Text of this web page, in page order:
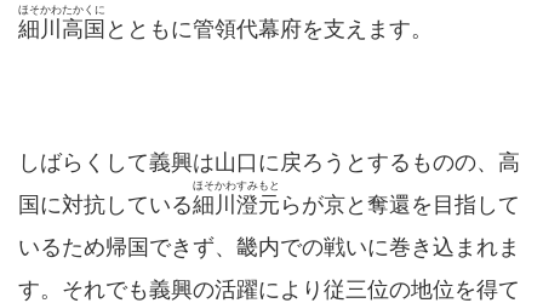
細川高国
ほそかわたかくに
とともに管領代幕府を支えます。
しばらくして義興は山口に戻ろうとするものの、高
国に対抗している細川澄元
ほそかわすみもと
らが京と奪還を目指して
いるため帰国できず、畿内での戦いに巻き込まれま
す。それでも義興の活躍により従三位の地位を得て